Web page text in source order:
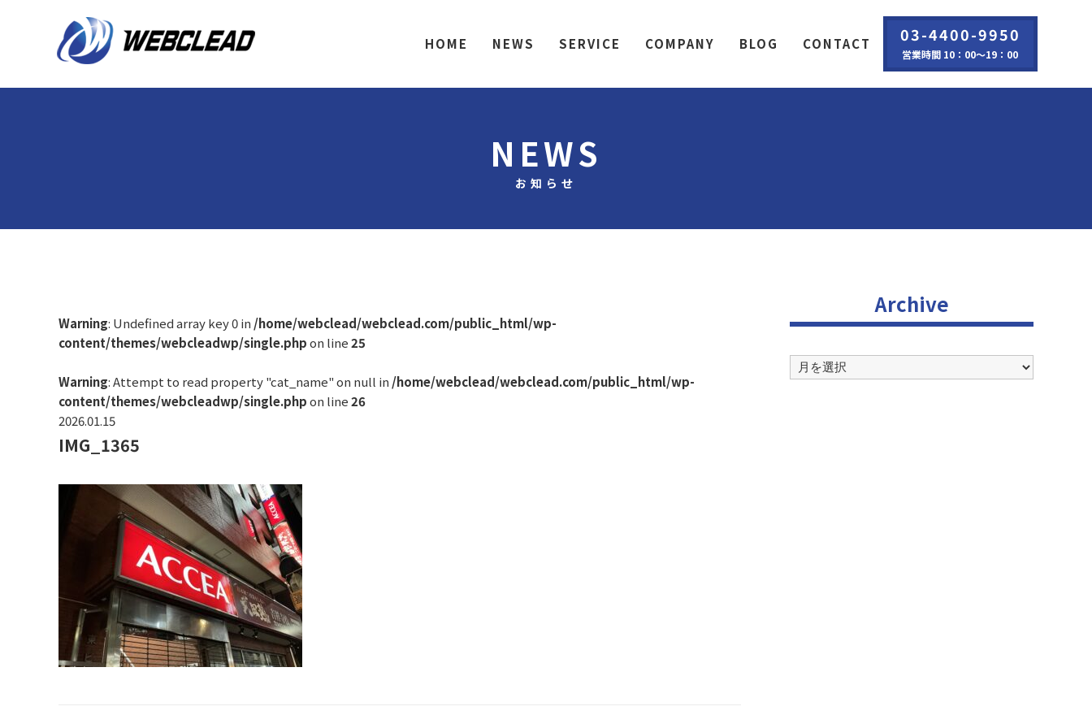
HOME NEWS SERVICE COMPANY BLOG CONTACT 03-4400-9950
営業時間 10：00～19：00
NEWS
お知らせ
Warning: Undefined array key 0 in /home/webclead/webclead.com/public_html/wp-
content/themes/webcleadwp/single.phpon line25
Warning: Attempt to read property "cat_name" on null in /home/webclead/webclead.com/public_html/wp-
content/themes/webcleadwp/single.phpon line26
2026.01.15
IMG_1365
Archive
Archive